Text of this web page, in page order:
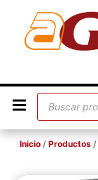
Inicio/ Productos/